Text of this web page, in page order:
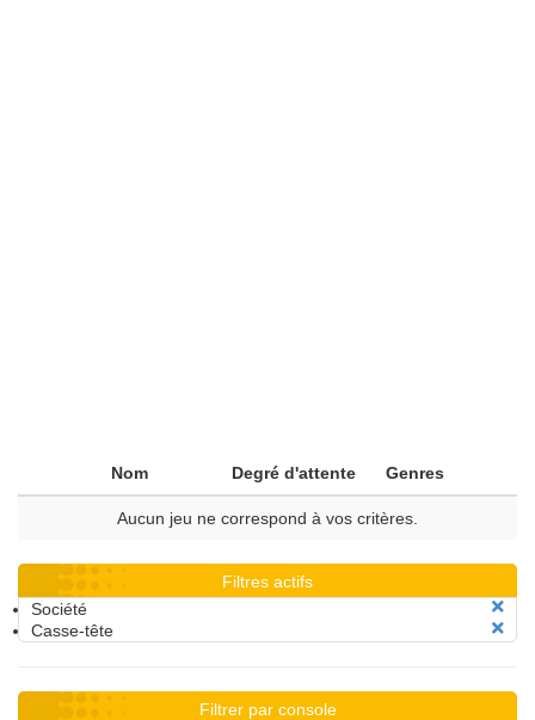
Nom Degré d'attente Genres
Aucun jeu ne correspond à vos critères.
Filtres actifs
Société
Casse-tête
Filtrer par console